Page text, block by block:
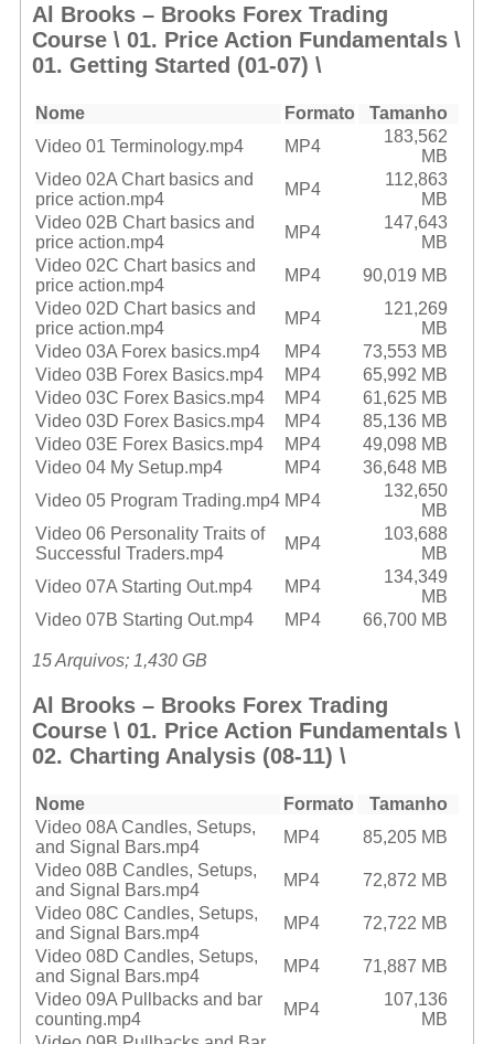
Al Brooks – Brooks Forex Trading
Course \ 01. Price Action Fundamentals \
01. Getting Started (01-07) \
Nome Formato
Tamanho
Video 01 Terminology.mp4
MP4
183,562
MB
Video 02A Chart basics and
price action.mp4
MP4
112,863
MB
Video 02B Chart basics and
price action.mp4
MP4
147,643
MB
Video 02C Chart basics and
price action.mp4
MP4
90,019 MB
Video 02D Chart basics and
price action.mp4
MP4
121,269
MB
Video 03A Forex basics.mp4
MP4
73,553 MB
Video 03B Forex Basics.mp4
MP4
65,992 MB
Video 03C Forex Basics.mp4
MP4
61,625 MB
Video 03D Forex Basics.mp4
MP4
85,136 MB
Video 03E Forex Basics.mp4
MP4
49,098 MB
Video 04 My Setup.mp4
MP4
36,648 MB
Video 05 Program Trading.mp4 MP4
132,650
MB
Video 06 Personality Traits of
Successful Traders.mp4
MP4
103,688
MB
Video 07A Starting Out.mp4
MP4
134,349
MB
Video 07B Starting Out.mp4
MP4 66,700 MB
15 Arquivos; 1,430 GB
Al Brooks – Brooks Forex Trading
Course \ 01. Price Action Fundamentals \
02. Charting Analysis (08-11) \
Nome Formato
Tamanho
Video 08A Candles, Setups,
and Signal Bars.mp4
MP4
85,205 MB
Video 08B Candles, Setups,
and Signal Bars.mp4
MP4
72,872 MB
Video 08C Candles, Setups,
and Signal Bars.mp4
MP4
72,722 MB
Video 08D Candles, Setups,
and Signal Bars.mp4
MP4
71,887 MB
Video 09A Pullbacks and bar
counting.mp4
MP4
107,136
MB